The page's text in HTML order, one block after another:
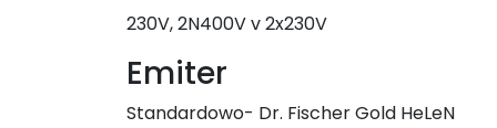
230V, 2N400V v 2x230V
Emiter
Standardowo- Dr. Fischer Gold HeLeN